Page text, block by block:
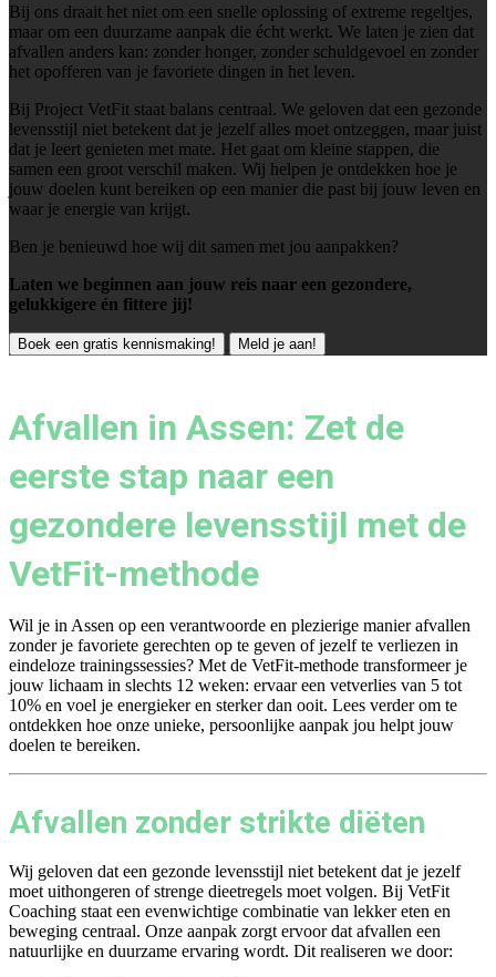
Bij ons draait het niet om een snelle oplossing of extreme regeltjes,
maar om een duurzame aanpak die écht werkt. We laten je zien dat
afvallen anders kan: zonder honger, zonder schuldgevoel en zonder
het opofferen van je favoriete dingen in het leven.
Bij Project VetFit staat balans centraal. We geloven dat een gezonde
levensstijl niet betekent dat je jezelf alles moet ontzeggen, maar juist
dat je leert genieten met mate. Het gaat om kleine stappen, die
samen een groot verschil maken. Wij helpen je ontdekken hoe je
jouw doelen kunt bereiken op een manier die past bij jouw leven en
waar je energie van krijgt.
Ben je benieuwd hoe wij dit samen met jou aanpakken?
Laten we beginnen aan jouw reis naar een gezondere,
gelukkigere én fittere jij!
Boek een gratis kennismaking! Meld je aan!
Afvallen in Assen: Zet de
eerste stap naar een
gezondere levensstijl met de
VetFit-methode
Wil je in Assen op een verantwoorde en plezierige manier afvallen
zonder je favoriete gerechten op te geven of jezelf te verliezen in
eindeloze trainingssessies? Met de VetFit-methode transformeer je
jouw lichaam in slechts 12 weken: ervaar een vetverlies van 5 tot
10% en voel je energieker en sterker dan ooit. Lees verder om te
ontdekken hoe onze unieke, persoonlijke aanpak jou helpt jouw
doelen te bereiken.
Afvallen zonder strikte diëten
Wij geloven dat een gezonde levensstijl niet betekent dat je jezelf
moet uithongeren of strenge dieetregels moet volgen. Bij VetFit
Coaching staat een evenwichtige combinatie van lekker eten en
beweging centraal. Onze aanpak zorgt ervoor dat afvallen een
natuurlijke en duurzame ervaring wordt. Dit realiseren we door: